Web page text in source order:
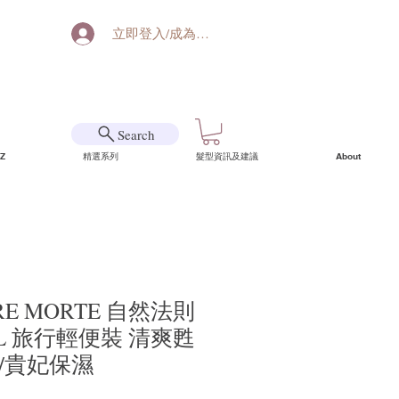
立即登入/成為會員
Search
精選系列 髮型資訊及建議 About
MORTE 自然法則
旅行輕便裝 清爽甦
妃保濕